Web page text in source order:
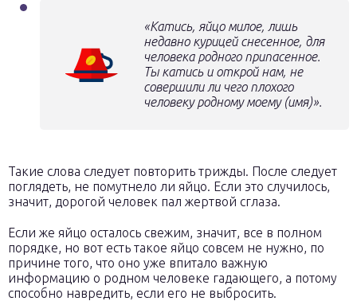
«Катись, яйцо милое, лишь
недавно курицей снесенное, для
человека родного припасенное.
Ты катись и открой нам, не
совершили ли чего плохого
человеку родному моему (имя)».
Такие слова следует повторить трижды. После следует
поглядеть, не помутнело ли яйцо. Если это случилось,
значит, дорогой человек пал жертвой сглаза.
Если же яйцо осталось свежим, значит, все в полном
порядке, но вот есть такое яйцо совсем не нужно, по
причине того, что оно уже впитало важную
информацию о родном человеке гадающего, а потому
способно навредить, если его не выбросить.